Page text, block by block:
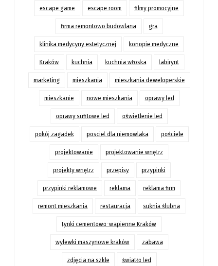
escape game escape room filmy promocyjne
firma remontowo budowlana gra
klinika medycyny estetycznej konopie medyczne
Kraków kuchnia kuchnia włoska labirynt
marketing mieszkania mieszkania deweloperskie
mieszkanie nowe mieszkania oprawy led
oprawy sufitowe led oświetlenie led
pokój zagadek posciel dla niemowlaka pościele
projektowanie projektowanie wnętrz
projekty wnętrz przepisy przypinki
przypinki reklamowe reklama reklama firm
remont mieszkania restauracja suknia ślubna
tynki cementowo-wapienne Kraków
wylewki maszynowe kraków zabawa
zdjęcia na szkle światło led